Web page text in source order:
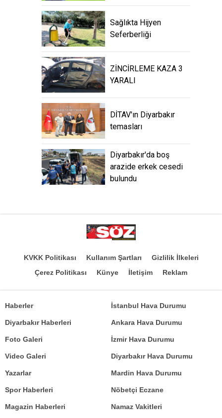
Sağlıkta Hijyen
Seferberliği
ZİNCİRLEME KAZA 3
YARALI
DİTAV'ın Diyarbakır
temasları
Diyarbakır'da boş
arazide erkek cesedi
bulundu
KVKK Politikası Kullanım Şartları
Gizlilik İlkeleri
Çerez Politikası
Künye İletişim Reklam
Haberler
Diyarbakır Haberleri
Foto Galeri
Video Galeri
Yazarlar
İstanbul Hava Durumu
Ankara Hava Durumu
İzmir Hava Durumu
Diyarbakır Hava Durumu
Mardin Hava Durumu
Spor Haberleri
Magazin Haberleri
Nöbetçi Eczane
Namaz Vakitleri